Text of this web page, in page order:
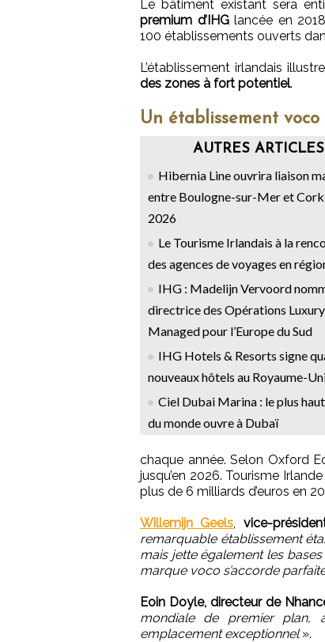
Le bâtiment existant sera
premium d’IHGlancée en
100 établissements ouverts
L’établissement irlandais
des zones à fort potentiel.
Un établissement
AUTRES ARTICLES
Hibernia Line ouvrira liaison
entre Boulogne-sur-Mer et Cork
2026
Le Tourisme Irlandais à la
des agences de voyages en
IHG : Madelijn Vervoord
directrice des Opérations
Managed pour l’Europe du Sud
IHG Hotels & Resorts signe
nouveaux hôtels au Royaume-
Ciel Dubai Marina : le plus
du monde ouvre à Dubaï
chaque année. Selon Oxford
jusqu’en 2026. Tourisme
plus de 6 milliards d’euros en
Willemijn Geels vice-
remarquable établissement
mais jette également les
marque voco s’accorde
Eoin Doyle, directeur de
mondiale de premier plan,
emplacement exceptionnel».